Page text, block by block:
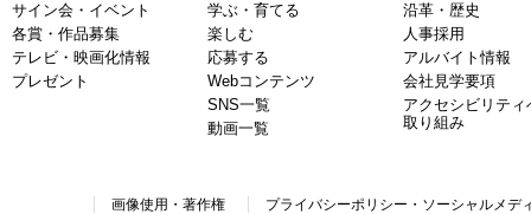
サイン会・イベント
各賞・作品募集
テレビ・映画化情報
プレゼント
学ぶ・育てる
楽しむ
応募する
Webコンテンツ
SNS一覧
動画一覧
沿革・歴史
人事採用
アルバイト情報
会社見学要項
アクセシビリティ
取り組み
画像使用・著作権 プライバシーポリシー・ソーシャルメデ